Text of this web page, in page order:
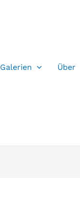
Galerien Über